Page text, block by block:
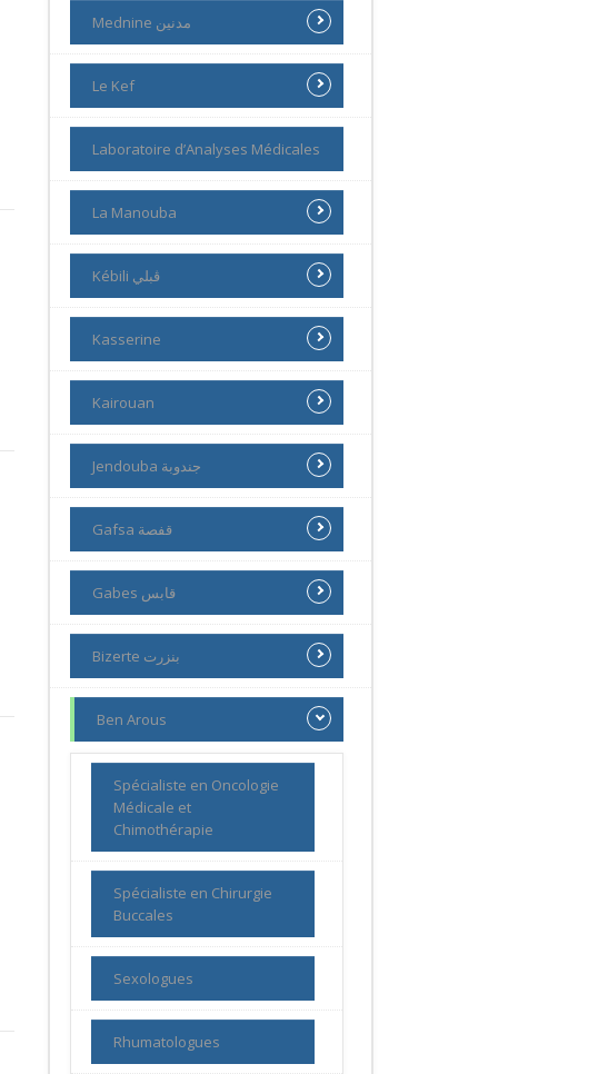
Mednine مدنين
Le Kef
Laboratoire d’Analyses Médicales
La Manouba
Kébili ڨبلي
Kasserine
Kairouan
Jendouba جندوبة
Gafsa قفصة
Gabes قابس
Bizerte بنزرت
Ben Arous
Spécialiste en Oncologie
Médicale et
Chimothérapie
Spécialiste en Chirurgie
Buccales
Sexologues
Rhumatologues